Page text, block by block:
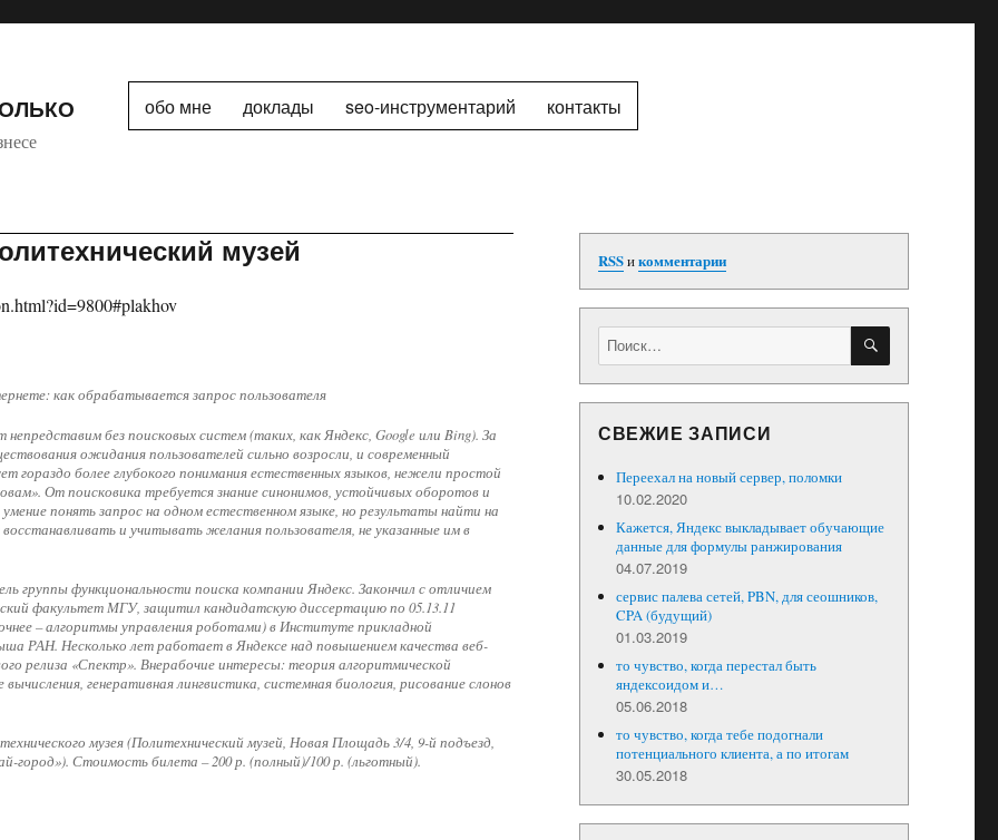
обо мне доклады seo-инструментарий контакты
музей
как обрабатывается запрос пользователя
без поисковых систем (таких, как Яндекс, Google или Bing). За
ожидания пользователей сильно возросли, и современный
гораздо более глубокого понимания естественных языков, нежели простой
От поисковика требуется знание синонимов, устойчивых оборотов и
умение понять запрос на одном естественном языке, но результаты найти на
и учитывать желания пользователя, не указанные им в
группы функциональности поиска компании Яндекс. Закончил с отличием
факультет МГУ, защитил кандидатскую диссертацию по 05.13.11
– алгоритмы управления роботами) в Институте прикладной
РАН. Несколько лет работает в Яндексе над повышением качества веб-
релиза «Спектр». Внерабочие интересы: теория алгоритмической
генеративная лингвистика, системная биология, рисование слонов
музея (Политехнический музей, Новая Площадь 3/4, 9-й подъезд,
город»). Стоимость билета – 200 р. (полный)/100 р. (льготный).
RSSикомментарии
Искать: ПОИСК
СВЕЖИЕ ЗАПИСИ
Переехал на новый сервер, поломки
10.02.2020
Кажется, Яндекс выкладывает обучающие
данные для формулы ранжирования
04.07.2019
сервис палева сетей, PBN, для сеошников,
CPA (будущий)
01.03.2019
то чувство, когда перестал быть
яндексоидом и…
05.06.2018
то чувство, когда тебе подогнали
потенциального клиента, а по итогам
30.05.2018